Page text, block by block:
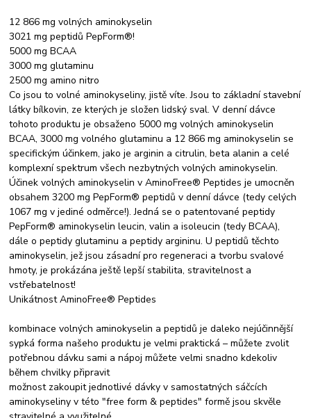
12 866 mg volných aminokyselin
3021 mg peptidů PepForm®!
5000 mg BCAA
3000 mg glutaminu
2500 mg amino nitro
Co jsou to volné aminokyseliny, jistě víte. Jsou to základní stavební
látky bílkovin, ze kterých je složen lidský sval. V denní dávce
tohoto produktu je obsaženo 5000 mg volných aminokyselin
BCAA, 3000 mg volného glutaminu a 12 866 mg aminokyselin se
specifickým účinkem, jako je arginin a citrulin, beta alanin a celé
komplexní spektrum všech nezbytných volných aminokyselin.
Účinek volných aminokyselin v AminoFree® Peptides je umocněn
obsahem 3200 mg PepForm® peptidů v denní dávce (tedy celých
1067 mg v jediné odměrce!). Jedná se o patentované peptidy
PepForm® aminokyselin leucin, valin a isoleucin (tedy BCAA),
dále o peptidy glutaminu a peptidy argininu. U peptidů těchto
aminokyselin, jež jsou zásadní pro regeneraci a tvorbu svalové
hmoty, je prokázána ještě lepší stabilita, stravitelnost a
vstřebatelnost!
Unikátnost AminoFree® Peptides
kombinace volných aminokyselin a peptidů je daleko nejúčinnější
sypká forma našeho produktu je velmi praktická – můžete zvolit
potřebnou dávku sami a nápoj můžete velmi snadno kdekoliv
během chvilky připravit
možnost zakoupit jednotlivé dávky v samostatných sáčcích
aminokyseliny v této "free form & peptides" formě jsou skvěle